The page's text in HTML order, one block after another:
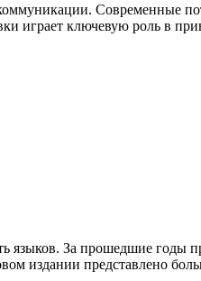
Современные
играет ключевую роль в
языков. За прошедшие годы
издании представлено